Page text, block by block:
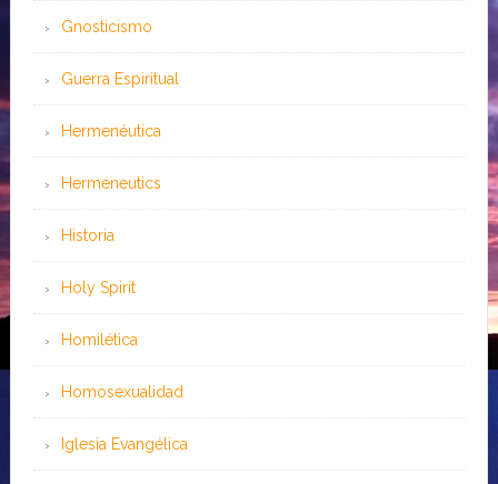
Gnosticismo
Guerra Espiritual
Hermenéutica
Hermeneutics
Historia
Holy Spirit
Homilética
Homosexualidad
Iglesia Evangélica